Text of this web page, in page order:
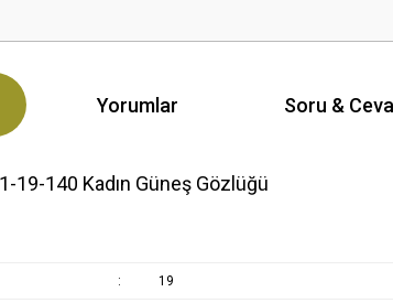
Yorumlar Soru &
19-140 Kadın Güneş Gözlüğü
: 19